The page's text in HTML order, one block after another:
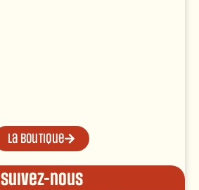
La boutique
Suivez-nous